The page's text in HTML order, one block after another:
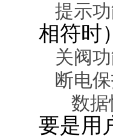
提示
相符时
关阀
断电
数据
要是用